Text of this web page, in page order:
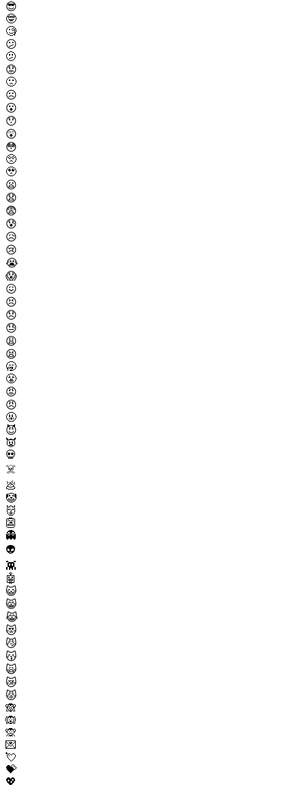
😎
🤓
🧐
😕
🫤
😟
🙁
☹️
😮
😯
😲
😳
🥺
🥹
😦
😧
😨
😰
😥
😢
😭
😱
😖
😣
😞
😓
😩
😫
🥱
😤
😡
😠
🤬
😈
👿
💀
☠️
💩
🤡
👹
👺
👻
👽
👾
🤖
😺
😸
😹
😻
😼
😽
🙀
😿
😾
🙈
🙉
🙊
💌
💘
💝
💖